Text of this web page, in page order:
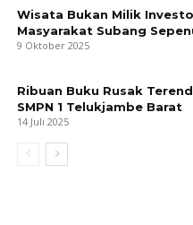
Wisata Bukan Milik
Masyarakat Subang
9 Oktober 2025
Ribuan Buku Rusak
SMPN 1 Telukjambe Barat
14 Juli 2025